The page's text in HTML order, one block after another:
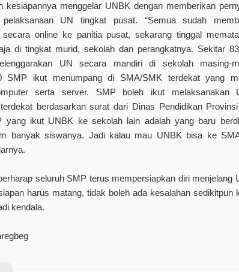
kesiapannya menggelar UNBK dengan memberikan
UN tingkat pusat. “Semua sudah
secara online ke panitia pusat, sekarang tinggal
di tingkat murid, sekolah dan perangkatnya. Sekitar
UN secara mandiri di sekolah masing-
SMP ikut menumpang di SMA/SMK terdekat yang
serta server. SMP boleh ikut melaksanakan
berdasarkan surat dari Dinas Pendidikan
yang ikut UNBK ke sekolah lain adalah yang baru
banyak siswanya. Jadi kalau mau UNBK bisa ke
seluruh SMP terus mempersiapkan diri menjelang
harus matang, tidak boleh ada kesalahan sedikitpun
kendala.